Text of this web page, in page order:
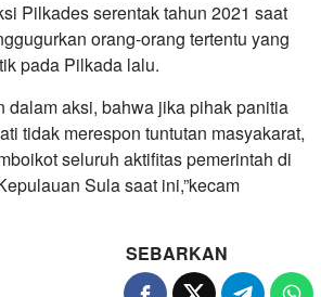
Pilkades serentak tahun 2021 saat
orang-orang tertentu yang
pada Pilkada lalu.
dalam aksi, bahwa jika pihak panitia
tidak merespon tuntutan masyakarat,
seluruh aktifitas pemerintah di
Sula saat ini,”kecam
SEBARKAN